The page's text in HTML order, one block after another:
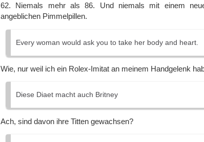
62. Niemals mehr als 86. Und niemals mit einem
angeblichen Pimmelpillen.
Every woman would ask you to take her body and heart.
Wie, nur weil ich ein Rolex-Imitat an meinem Handgelenk
Diese Diaet macht auch Britney
Ach, sind davon ihre Titten gewachsen?